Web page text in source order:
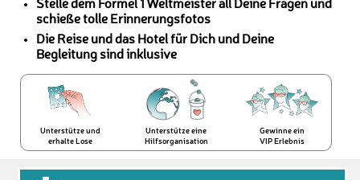
Stelle dem Formel 1 Weltmeister all Deine Fragen und
schieße tolle Erinnerungsfotos
Die Reise und das Hotel für Dich und Deine
Begleitung sind inklusive
Unterstütze und
erhalte Lose
Unterstütze eine
Hilfsorganisation
Gewinne ein
VIP Erlebnis